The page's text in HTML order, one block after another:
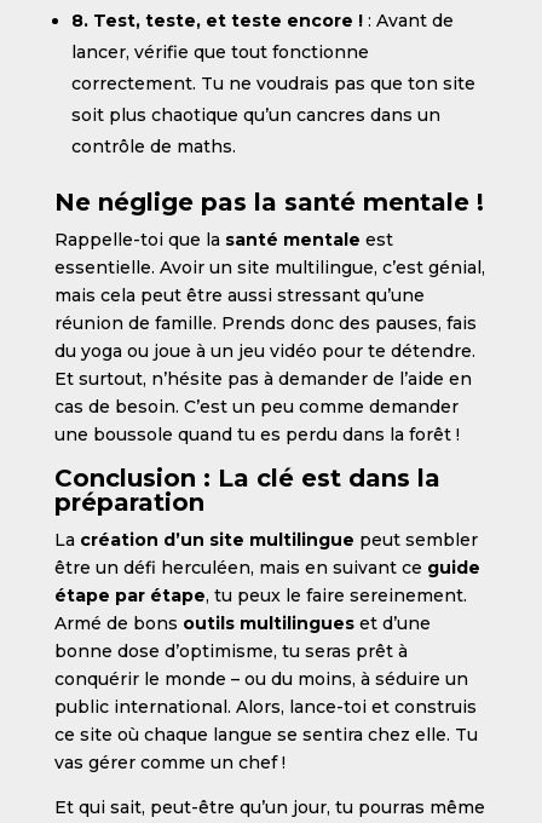
8. Test, teste, et teste encore !: Avant de
lancer, vérifie que tout fonctionne
correctement. Tu ne voudrais pas que ton site
soit plus chaotique qu’un cancres dans un
contrôle de maths.
Ne néglige pas la santé mentale !
Rappelle-toi que la santé mentale est
essentielle. Avoir un site multilingue, c’est génial,
mais cela peut être aussi stressant qu’une
réunion de famille. Prends donc des pauses, fais
du yoga ou joue à un jeu vidéo pour te détendre.
Et surtout, n’hésite pas à demander de l’aide en
cas de besoin. C’est un peu comme demander
une boussole quand tu es perdu dans la forêt !
Conclusion : La clé est dans la
préparation
La création d’un site multilingue peut sembler
être un défi herculéen, mais en suivant ce guide
étape par étape, tu peux le faire sereinement.
Armé de bons outils multilingueset d’une
bonne dose d’optimisme, tu seras prêt à
conquérir le monde – ou du moins, à séduire un
public international. Alors, lance-toi et construis
ce site où chaque langue se sentira chez elle. Tu
vas gérer comme un chef !
Et qui sait, peut-être qu’un jour, tu pourras même